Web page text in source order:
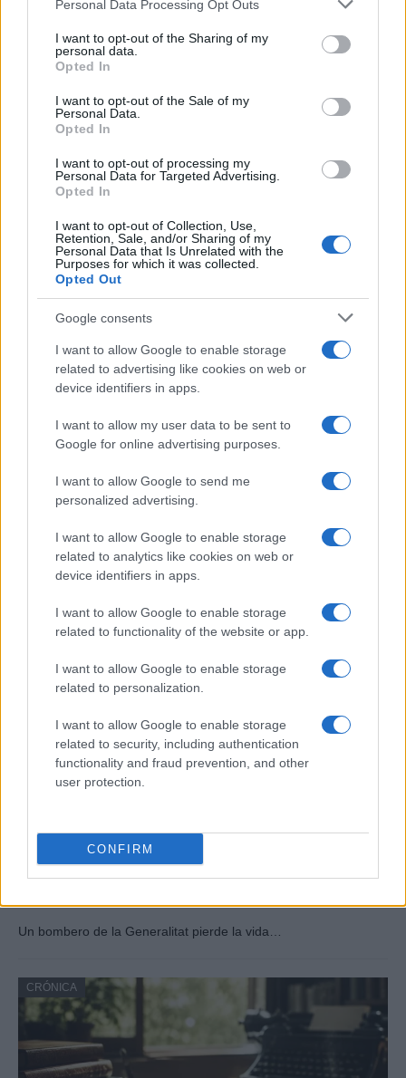
not limited to your visit or usage behaviour. You may click to
grant or deny consent to Google and its third-party tags to
use your data for below specified purposes in below Google
consent section.
Personal Data Processing Opt Outs
I want to opt-out of the Sharing of my
personal data.
Opted In
I want to opt-out of the Sale of my
Personal Data.
Opted In
I want to opt-out of processing my
Personal Data for Targeted Advertising.
Opted In
I want to opt-out of Collection, Use,
Retention, Sale, and/or Sharing of my
Personal Data that Is Unrelated with the
Purposes for which it was collected.
Opted Out
Google consents
I want to allow Google to enable storage
related to advertising like cookies on web or
device identifiers in apps.
I want to allow my user data to be sent to
Google for online advertising purposes.
I want to allow Google to send me
personalized advertising.
I want to allow Google to enable storage
related to analytics like cookies on web or
device identifiers in apps.
I want to allow Google to enable storage
related to functionality of the website or app.
I want to allow Google to enable storage
related to personalization.
I want to allow Google to enable storage
related to security, including authentication
functionality and fraud prevention, and other
user protection.
CONFIRM
Nuevo giro en el caso Yéremi Vargas:
El ‘caso Yéremi Vargas’, el niño desaparecido en 2007…
CRÓNICA
Rioja finaliza con celebración
gastronómica
Tragedia en Santa Susanna: un bombero
fallece durante un incendio en un hotel
Un bombero de la Generalitat pierde la vida…
CRÓNICA